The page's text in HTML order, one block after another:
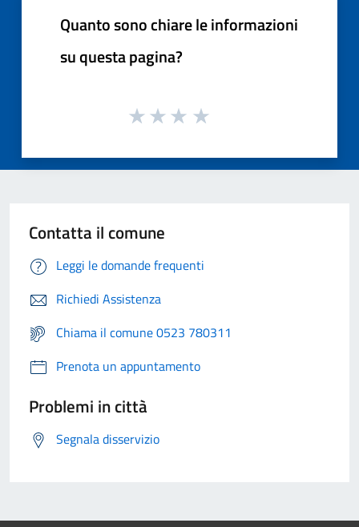
Quanto sono chiare le informazioni
su questa pagina?
Contatta il comune
Leggi le domande frequenti
Richiedi Assistenza
Chiama il comune 0523 780311
Prenota un appuntamento
Problemi in città
Segnala disservizio